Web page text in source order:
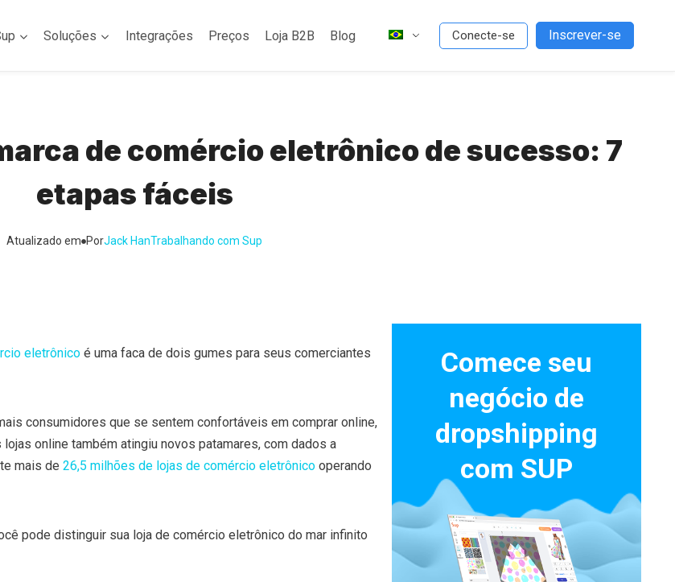
Soluções Integrações Preços Loja B2B Blog Conecte-se Inscrever-se
de comércio eletrônico de sucesso: 7
etapas fáceis
Atualizado em PorJack HanTrabalhando com Sup
eletrônicoé uma faca de dois gumes para seus comerciantes
consumidores que se sentem confortáveis em comprar online,
online também atingiu novos patamares, com dados a
mais de 26,5 milhões de lojas de comércio eletrônicooperando
pode distinguir sua loja de comércio eletrônico do mar infinito
Comece seu
negócio de
dropshipping
com SUP